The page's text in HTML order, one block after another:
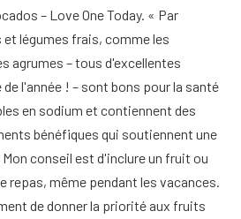
– Love One Today. « Par
légumes frais, comme les
agrumes – tous d'excellentes
l'année ! – sont bons pour la santé
en sodium et contiennent des
bénéfiques qui soutiennent une
conseil est d'inclure un fruit ou
repas, même pendant les vacances.
de donner la priorité aux fruits